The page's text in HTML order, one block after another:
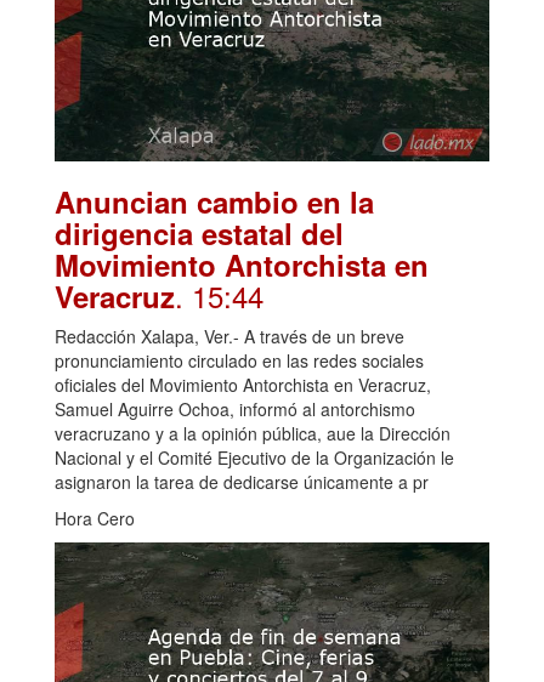
Anuncian cambio en la
dirigencia estatal del
Movimiento Antorchista en
Veracruz. 15:44
Redacción Xalapa, Ver.- A través de un breve
pronunciamiento circulado en las redes sociales
oficiales del Movimiento Antorchista en Veracruz,
Samuel Aguirre Ochoa, informó al antorchismo
veracruzano y a la opinión pública, aue la Dirección
Nacional y el Comité Ejecutivo de la Organización le
asignaron la tarea de dedicarse únicamente a pr
Hora Cero